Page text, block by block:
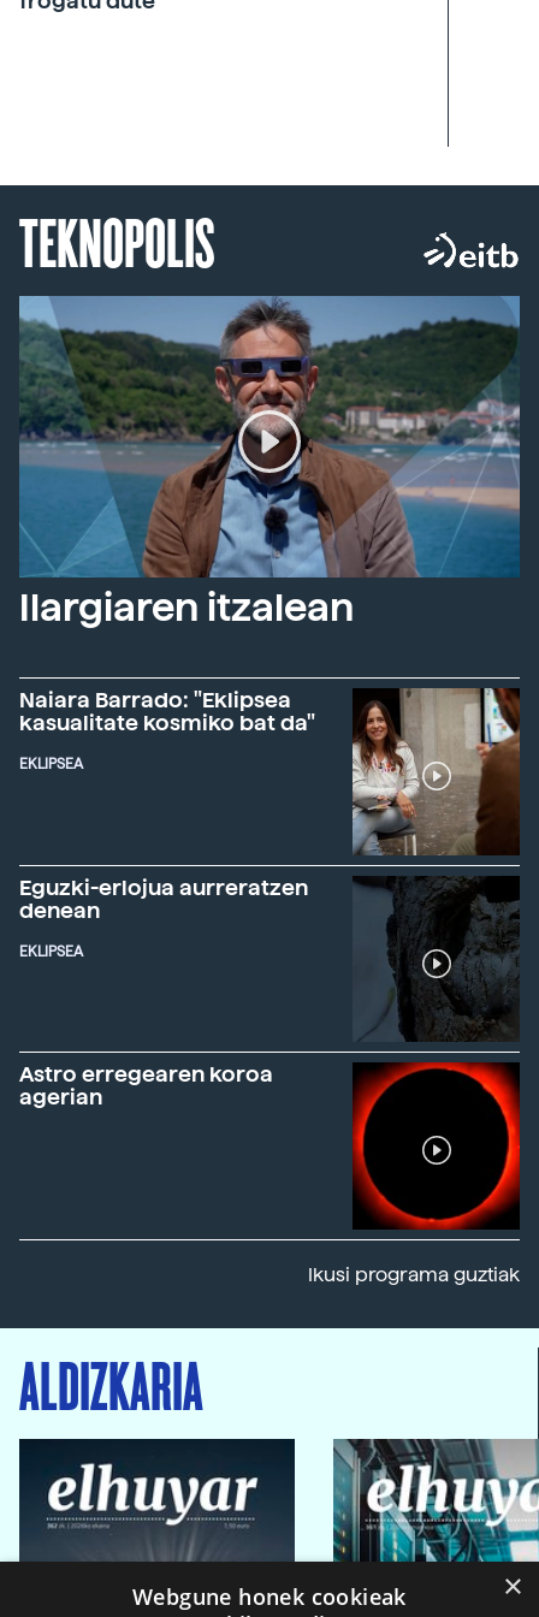
TEKNOPOLIS
Ilargiaren itzalean
Naiara Barrado: "Eklipsea
kasualitate kosmiko bat da"
EKLIPSEA
Eguzki-erlojua aurreratzen
denean
EKLIPSEA
Astro erregearen koroa
agerian
Ikusi programa guztiak
ALDIZKARIA
×
Webgune honek cookieak